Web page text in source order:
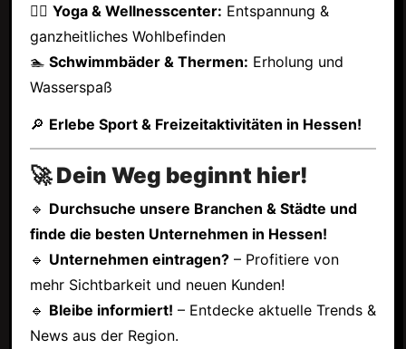
🧘‍♂️ Yoga & Wellnesscenter: Entspannung &
ganzheitliches Wohlbefinden
🏊 Schwimmbäder & Thermen: Erholung und
Wasserspaß
🔎 Erlebe Sport & Freizeitaktivitäten in Hessen!
🚀 Dein Weg beginnt hier!
🔹 Durchsuche unsere Branchen & Städte und
finde die besten Unternehmen in Hessen!
🔹 Unternehmen eintragen?– Profitiere von
mehr Sichtbarkeit und neuen Kunden!
🔹 Bleibe informiert! – Entdecke aktuelle Trends &
News aus der Region.